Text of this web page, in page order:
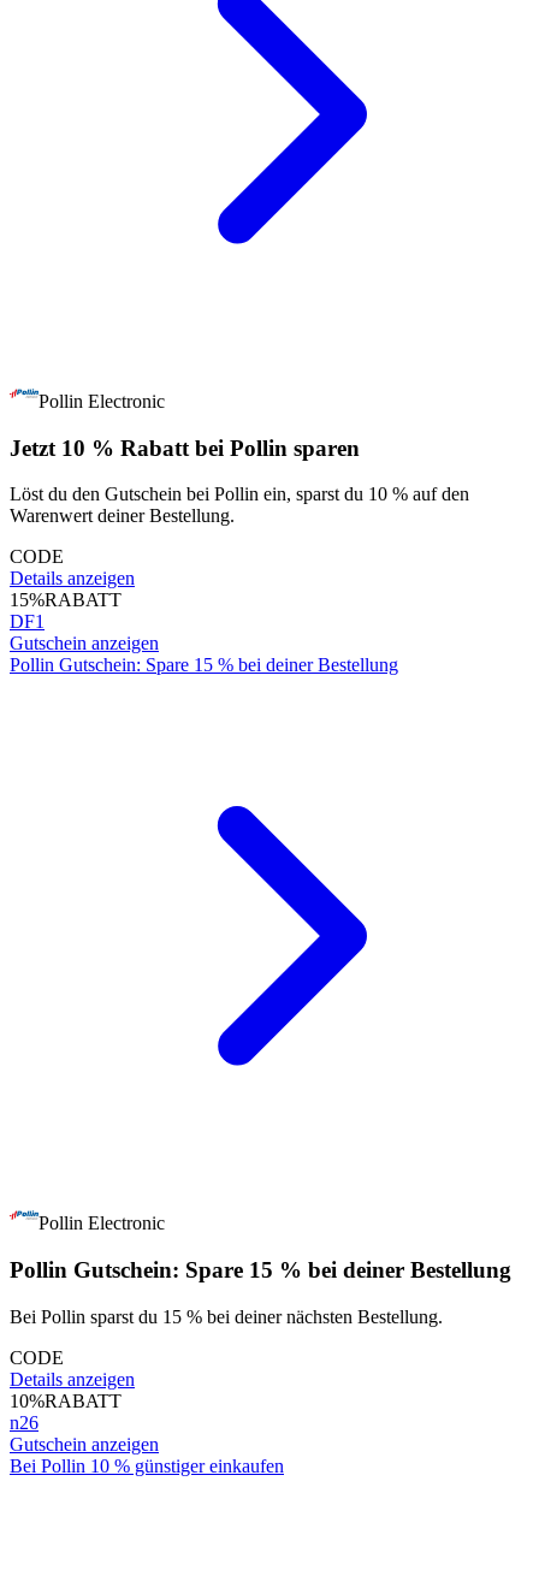
Pollin Electronic
Jetzt 10 % Rabatt bei Pollin sparen
Löst du den Gutschein bei Pollin ein, sparst du 10 % auf den
Warenwert deiner Bestellung.
CODE
Details anzeigen
15%RABATT
DF1
Gutschein anzeigen
Pollin Gutschein: Spare 15 % bei deiner Bestellung
Pollin Electronic
Pollin Gutschein: Spare 15 % bei deiner Bestellung
Bei Pollin sparst du 15 % bei deiner nächsten Bestellung.
CODE
Details anzeigen
10%RABATT
n26
Gutschein anzeigen
Bei Pollin 10 % günstiger einkaufen